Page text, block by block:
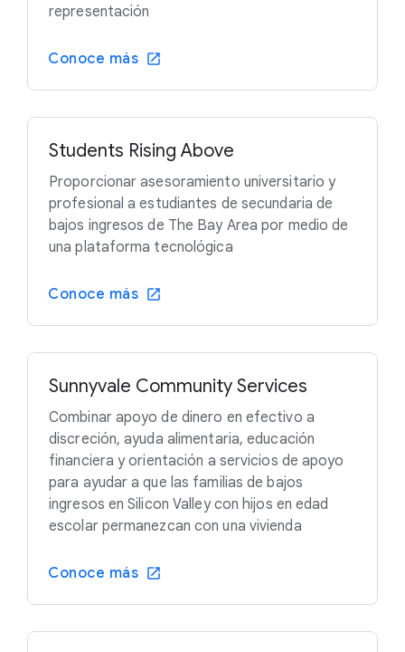
representación
Conoce más
Students Rising Above
Proporcionar asesoramiento universitario y
profesional a estudiantes de secundaria de
bajos ingresos de The Bay Area por medio de
una plataforma tecnológica
Conoce más
Sunnyvale Community Services
Combinar apoyo de dinero en efectivo a
discreción, ayuda alimentaria, educación
financiera y orientación a servicios de apoyo
para ayudar a que las familias de bajos
ingresos en Silicon Valley con hijos en edad
escolar permanezcan con una vivienda
Conoce más